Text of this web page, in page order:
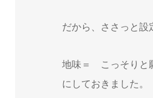
だから、ささっと設
地味＝ こっそりと
にしておきました。